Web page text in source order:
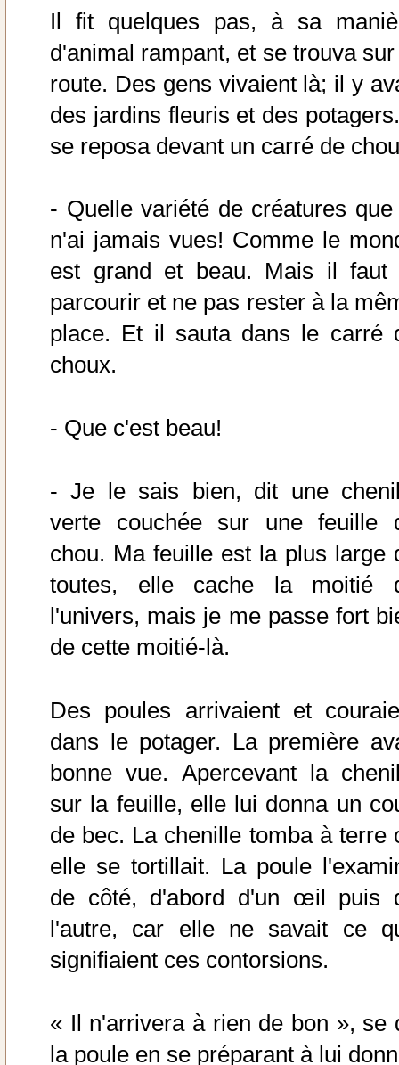
Il fit quelques pas, à sa
d'animal rampant, et se trouva
route. Des gens vivaient là; il y
des jardins fleuris et des
se reposa devant un carré de
- Quelle variété de créatures que
n'ai jamais vues! Comme le
est grand et beau. Mais il faut
parcourir et ne pas rester à la
place. Et il sauta dans le carré
choux.
- Que c'est beau!
- Je le sais bien, dit une
verte couchée sur une feuille
chou. Ma feuille est la plus large
toutes, elle cache la moitié
l'univers, mais je me passe fort
de cette moitié-là.
Des poules arrivaient et
dans le potager. La première
bonne vue. Apercevant la
sur la feuille, elle lui donna un
de bec. La chenille tomba à terre
elle se tortillait. La poule
de côté, d'abord d'un œil puis
l'autre, car elle ne savait ce
signifiaient ces contorsions.
« Il n'arrivera à rien de bon », se
la poule en se préparant à lui